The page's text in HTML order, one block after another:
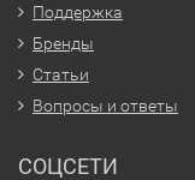
Поддержка
Бренды
Статьи
Вопросы и ответы
СОЦСЕТИ